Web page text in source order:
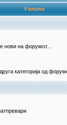
Forums
нови на форумот...
категорија од